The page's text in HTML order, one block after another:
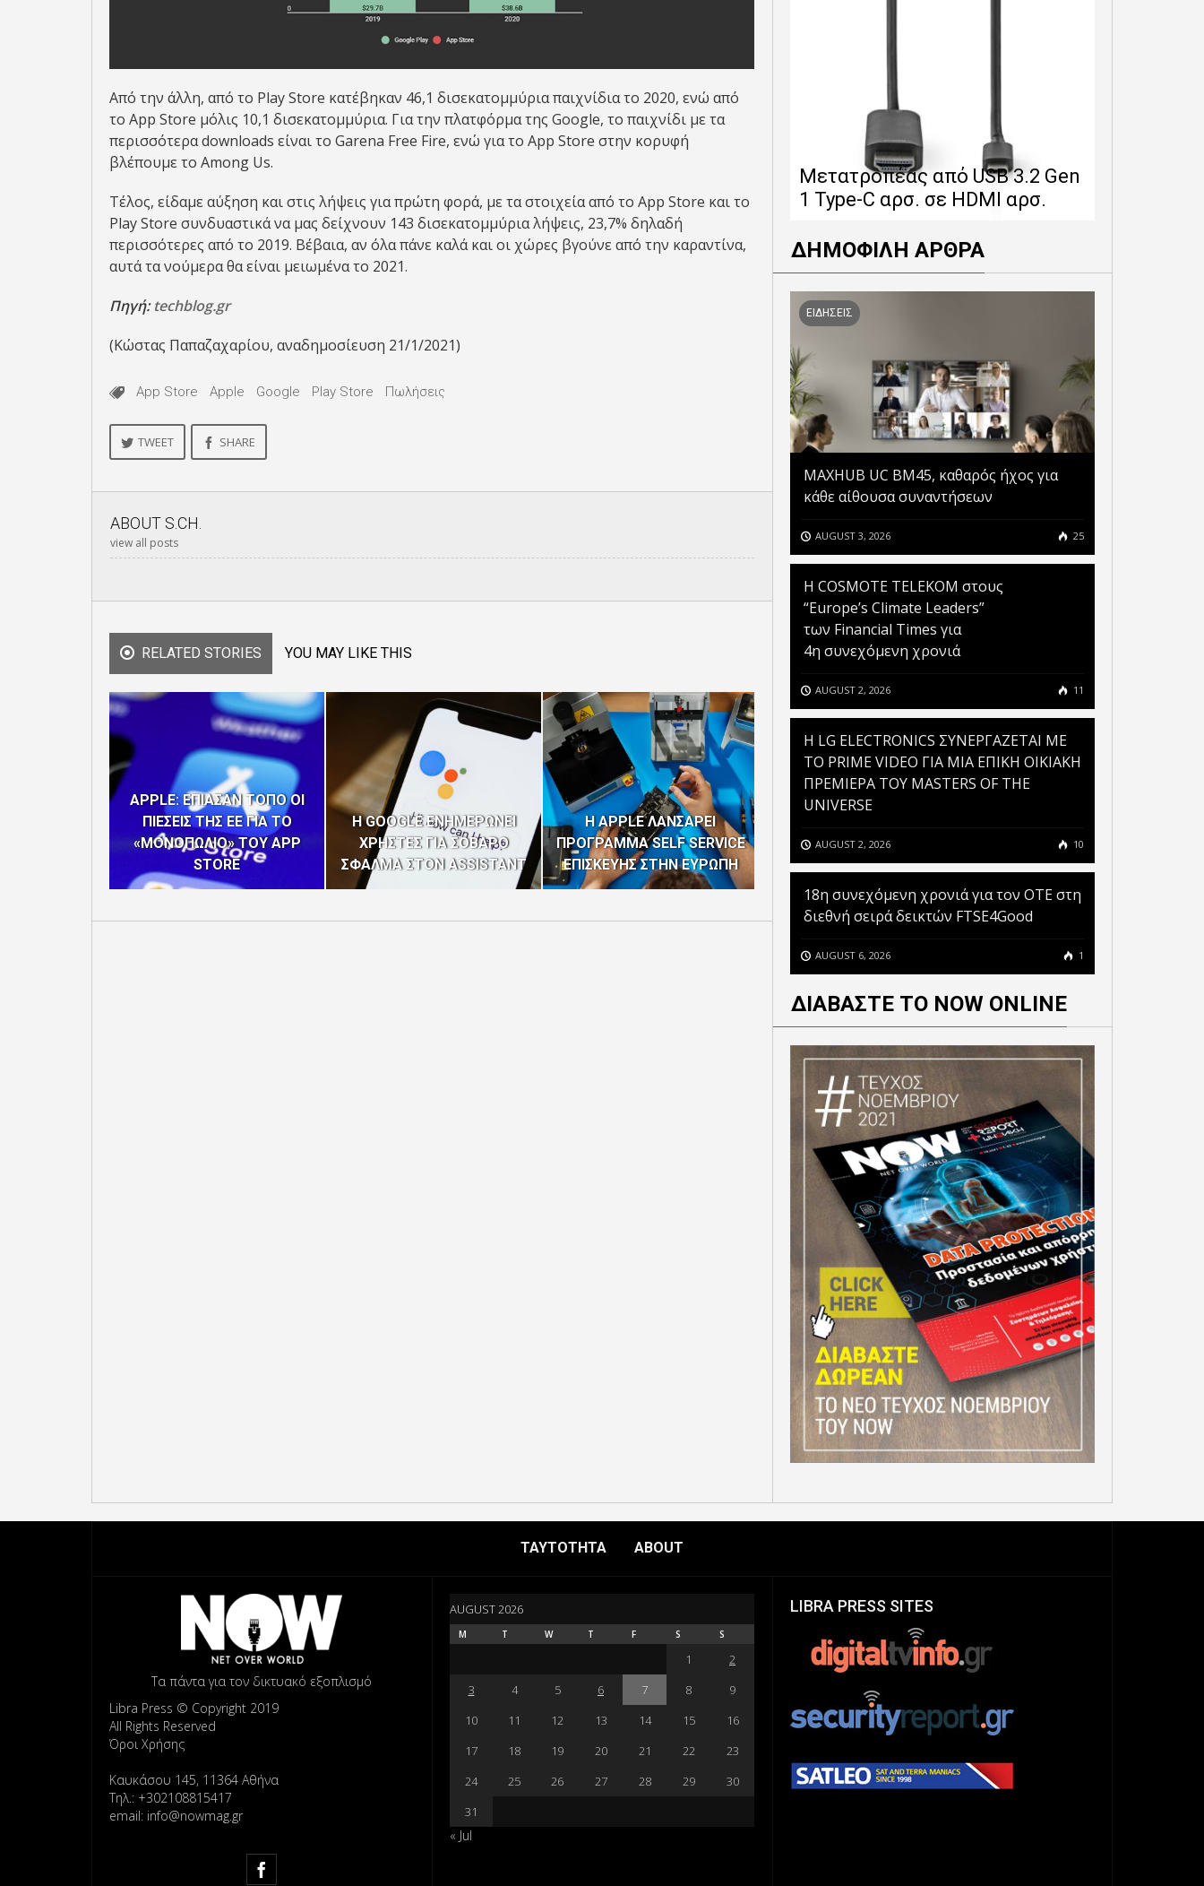
Από την άλλη, από το Play Store κατέβηκαν 46,1 δισεκατομμύρια παιχνίδια το 2020, ενώ από
το App Store μόλις 10,1 δισεκατομμύρια. Για την πλατφόρμα της Google, το παιχνίδι με τα
περισσότερα downloads είναι το Garena Free Fire, ενώ για το App Store στην κορυφή
βλέπουμε το Among Us.
Τέλος, είδαμε αύξηση και στις λήψεις για πρώτη φορά, με τα στοιχεία από το App Store και το
Play Store συνδυαστικά να μας δείχνουν 143 δισεκατομμύρια λήψεις, 23,7% δηλαδή
περισσότερες από το 2019. Βέβαια, αν όλα πάνε καλά και οι χώρες βγούνε από την καραντίνα,
αυτά τα νούμερα θα είναι μειωμένα το 2021.
Πηγή:techblog.gr
(Κώστας Παπαζαχαρίου, αναδημοσίευση 21/1/2021)
App Store Apple Google Play Store Πωλήσεις
TWEET SHARE
ABOUT S.CH.
view all posts
RELATED STORIES YOU MAY LIKE THIS
APPLE: ΕΠΙΑΣΑΝ ΤΟΠΟ ΟΙ
ΠΙΕΣΕΙΣ ΤΗΣ ΕΕ ΓΙΑ ΤΟ
«ΜΟΝΟΠΩΛΙΟ» ΤΟΥ APP
STORE
Η GOOGLE ΕΝΗΜΕΡΩΝΕΙ
ΧΡΗΣΤΕΣ ΓΙΑ ΣΟΒΑΡΟ
ΣΦΑΛΜΑ ΣΤΟΝ ASSISTANT
Η APPLE ΛΑΝΣΑΡΕΙ
ΠΡΟΓΡΑΜΜΑ SELF SERVICE
ΕΠΙΣΚΕΥΗΣ ΣΤΗΝ ΕΥΡΩΠΗ
APP STORE: ΟΙ ΚΟΡΥΦΑΙΕΣ
ΕΦΑΡΜΟΓΕΣ ΓΙΑ ΤΟ 2022
ΤΟ PROJECT ZERO ΤΗΣ
GOOGLE ΛΕΕΙ ΟΤΙ Η…
GOOGLE ΚΑΙ ΑΛΛΟΙ
ΕΠΙΔΙΟΡΘΩΣΕΙ ΚΕΝΑ
ΑΣΦΑΛΕΙΑΣ
Μετατροπέας από USB 3.2 Gen
1 Type-C αρσ. σε HDMI αρσ.
ΔΗΜΟΦΙΛΗ ΑΡΘΡΑ
ΕΙΔΗΣΕΙΣ
MAXHUB UC BM45, καθαρός ήχος για
κάθε αίθουσα συναντήσεων
AUGUST 3, 2026 25
Η COSMOTE TELEKOM στους
“Europe’s Climate Leaders”
των Financial Times για
4η συνεχόμενη χρονιά
AUGUST 2, 2026 11
H LG ELECTRONICS ΣΥΝΕΡΓΑΖΕΤΑΙ ΜΕ
ΤΟ PRIME VIDEO ΓΙΑ ΜΙΑ ΕΠΙΚΗ ΟΙΚΙΑΚΗ
ΠΡΕΜΙΕΡΑ ΤΟΥ MASTERS OF THE
UNIVERSE
AUGUST 2, 2026 10
18η συνεχόμενη χρονιά για τον ΟΤΕ στη
διεθνή σειρά δεικτών FTSE4Good
AUGUST 6, 2026 1
ΔΙΑΒΑΣΤΕ ΤΟ NOW ONLINE
ΤΑΥΤΟΤΗΤΑ ABOUT
Τα πάντα για τον δικτυακό εξοπλισμό
Libra Press © Copyright 2019
All Rights Reserved
Όροι Χρήσης
Καυκάσου 145, 11364 Αθήνα
Τηλ.: +302108815417
email: info@nowmag.gr
AUGUST 2026
M T W T F S S
1
2
3
4 5 6 7 8
9
10
11 12 13 14 15
16
17
18 19 20 21 22
23
24
25 26 27 28 29
30
31
« Jul
LIBRA PRESS SITES